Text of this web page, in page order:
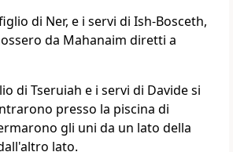
di Ner, e i servi di Ish-Bosceth,
da Mahanaim diretti a
di Tseruiah e i servi di Davide si
presso la piscina di
gli uni da un lato della
lato.